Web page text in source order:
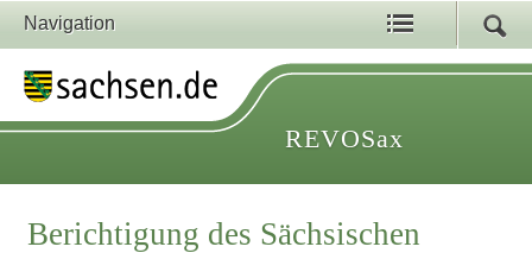
Navigation
REVOSax
Berichtigung des Sächsischen